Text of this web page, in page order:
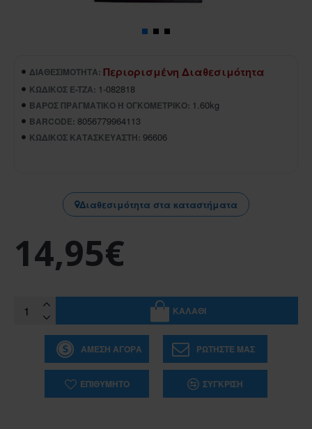
ΔΙΑΘΕΣΙΜΌΤΗΤΑ: Περιορισμένη Διαθεσιμότητα
ΚΩΔΙΚΌΣ E-TZA: 1-082818
ΒΆΡΟΣ ΠΡΑΓΜΑΤΙΚΌ Ή ΟΓΚΟΜΕΤΡΙΚΌ: 1.60kg
BARCODE: 8056779964113
ΚΩΔΙΚΌΣ ΚΑΤΑΣΚΕΥΑΣΤΉ: 96606
Διαθεσιμότητα στα καταστήματα
14,95€
ΚΑΛΆΘΙ
ΆΜΕΣΗ ΑΓΟΡΆ ΡΩΤΉΣΤΕ ΜΑΣ
ΕΠΙΘΥΜΗΤΌ ΣΎΓΚΡΙΣΗ